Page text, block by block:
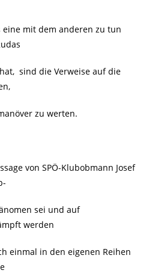
eine mit dem anderen zu tun
sind die Verweise auf die
zu werten.
von SPÖ-Klubobmann Josef
sei und auf
werden
einmal in den eigenen Reihen